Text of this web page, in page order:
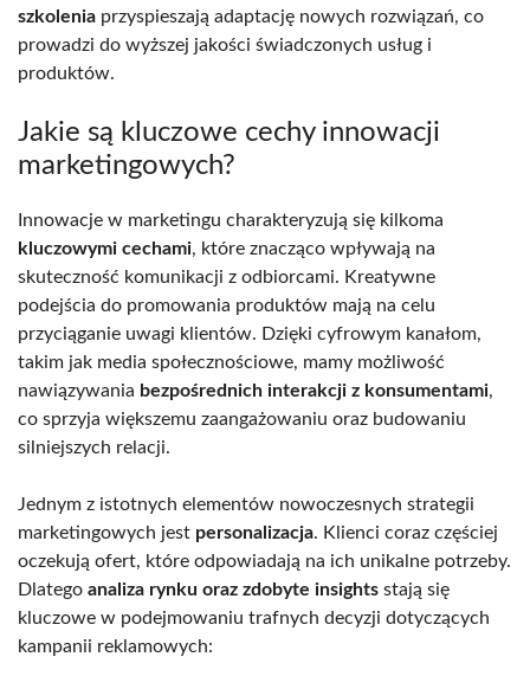
szkolenia przyspieszają adaptację nowych rozwiązań, co
prowadzi do wyższej jakości świadczonych usług i
produktów.
Jakie są kluczowe cechy innowacji
marketingowych?
Innowacje w marketingu charakteryzują się kilkoma
kluczowymi cechami, które znacząco wpływają na
skuteczność komunikacji z odbiorcami. Kreatywne
podejścia do promowania produktów mają na celu
przyciąganie uwagi klientów. Dzięki cyfrowym kanałom,
takim jak media społecznościowe, mamy możliwość
nawiązywania bezpośrednich interakcji z konsumentami,
co sprzyja większemu zaangażowaniu oraz budowaniu
silniejszych relacji.
Jednym z istotnych elementów nowoczesnych strategii
marketingowych jest personalizacja. Klienci coraz częściej
oczekują ofert, które odpowiadają na ich unikalne potrzeby.
Dlatego analiza rynku oraz zdobyte insights stają się
kluczowe w podejmowaniu trafnych decyzji dotyczących
kampanii reklamowych: